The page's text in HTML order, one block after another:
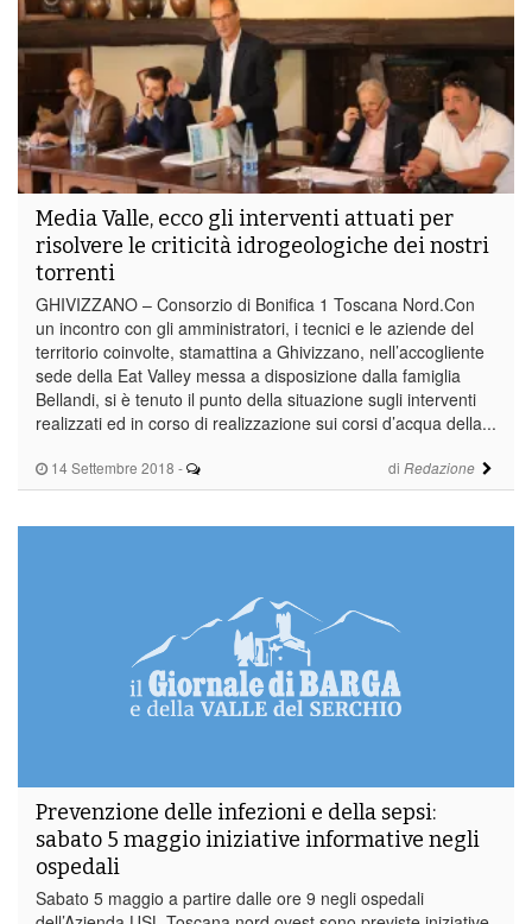
14 Settembre 2018 - di Redazione
Media Valle, ecco gli interventi attuati per
risolvere le criticità idrogeologiche dei nostri
torrenti
GHIVIZZANO – Consorzio di Bonifica 1 Toscana Nord.Con
un incontro con gli amministratori, i tecnici e le aziende del
territorio coinvolte, stamattina a Ghivizzano, nell’accogliente
sede della Eat Valley messa a disposizione dalla famiglia
Bellandi, si è tenuto il punto della situazione sugli interventi
realizzati ed in corso di realizzazione sui corsi d’acqua della...
Prevenzione delle infezioni e della sepsi:
sabato 5 maggio iniziative informative negli
ospedali
Sabato 5 maggio a partire dalle ore 9 negli ospedali